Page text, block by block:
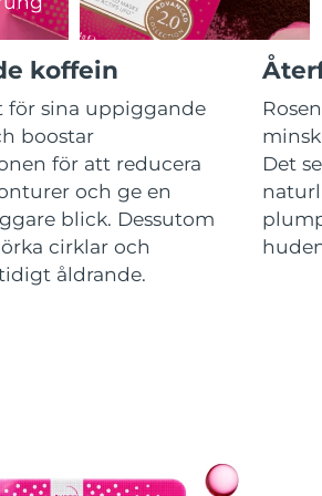
koffein
för sina uppiggande
boostar
för att reducera
och ge en
blick. Dessutom
cirklar och
åldrande.
Det
Förväntad leverans 11/08/2026
Förväntad leverans 13/08/2026
Förväntad leverans14/08/2026
Förväntad leverans 11/08/2026
Förväntad leverans15/08/2026
Förväntad leverans
Förväntad leverans 14/08/2026